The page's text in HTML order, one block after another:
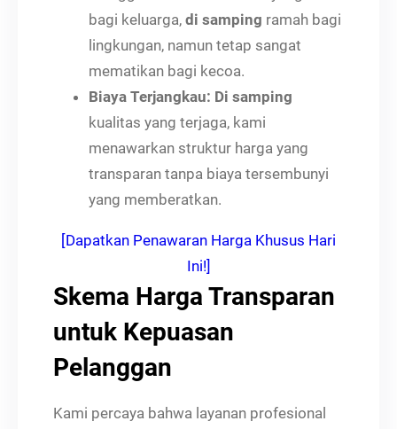
bagi keluarga, di samping ramah bagi
lingkungan, namun tetap sangat
mematikan bagi kecoa.
Biaya Terjangkau: Di samping
kualitas yang terjaga, kami
menawarkan struktur harga yang
transparan tanpa biaya tersembunyi
yang memberatkan.
[Dapatkan Penawaran Harga Khusus Hari
Ini!]
Skema Harga Transparan
untuk Kepuasan
Pelanggan
Kami percaya bahwa layanan profesional